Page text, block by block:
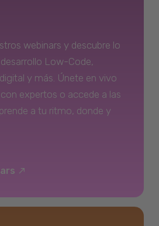
webinars y descubre lo
Low-Code,
y más. Únete en vivo
expertos o accede a las
a tu ritmo, donde y